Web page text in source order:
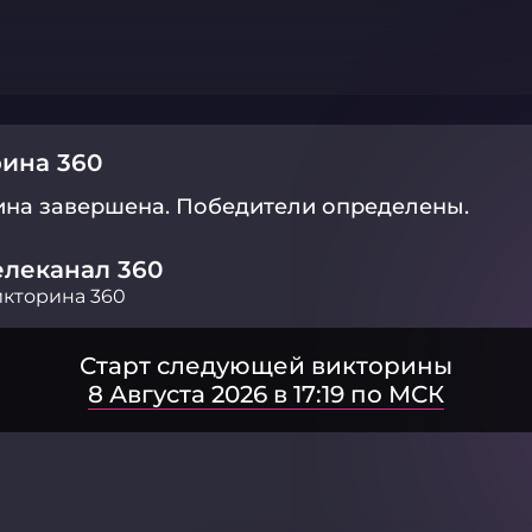
360
завершена. Победители определены.
360
360
Старт следующей викторины
8 Августа 2026 в 17:19 по МСК